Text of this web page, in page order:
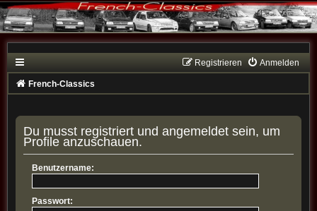
Anmelden
Registrieren
French-Classics
Du musst registriert und angemeldet sein, um
Profile anzuschauen.
Benutzername:
Passwort: